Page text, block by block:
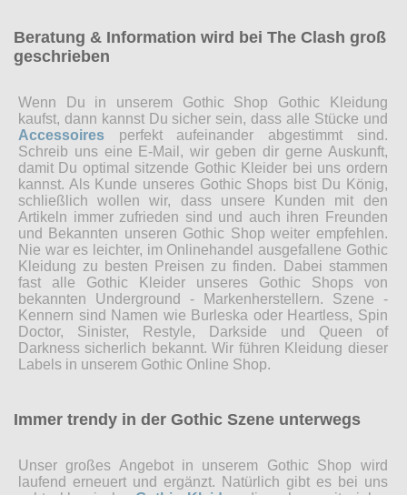
Beratung & Information wird bei The Clash groß
geschrieben
Wenn Du in unserem Gothic Shop Gothic Kleidung
kaufst, dann kannst Du sicher sein, dass alle Stücke und
Accessoires perfekt aufeinander abgestimmt sind.
Schreib uns eine E-Mail, wir geben dir gerne Auskunft,
damit Du optimal sitzende Gothic Kleider bei uns ordern
kannst. Als Kunde unseres Gothic Shops bist Du König,
schließlich wollen wir, dass unsere Kunden mit den
Artikeln immer zufrieden sind und auch ihren Freunden
und Bekannten unseren Gothic Shop weiter empfehlen.
Nie war es leichter, im Onlinehandel ausgefallene Gothic
Kleidung zu besten Preisen zu finden. Dabei stammen
fast alle Gothic Kleider unseres Gothic Shops von
bekannten Underground - Markenherstellern. Szene -
Kennern sind Namen wie Burleska oder Heartless, Spin
Doctor, Sinister, Restyle, Darkside und Queen of
Darkness sicherlich bekannt. Wir führen Kleidung dieser
Labels in unserem Gothic Online Shop.
Immer trendy in der Gothic Szene unterwegs
Unser großes Angebot in unserem Gothic Shop wird
laufend erneuert und ergänzt. Natürlich gibt es bei uns